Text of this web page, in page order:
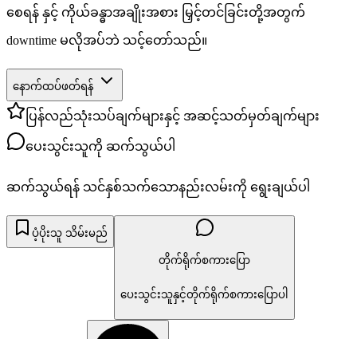
စေရန် နှင့် ကိုယ်ခန္ဓာအချိုးအစား မြှင့်တင်ခြင်းတို့အတွက်
downtime မလိုအပ်ဘဲ သင့်တော်သည်။
နောက်ထပ်ဖတ်ရန်
ပြန်လည်သုံးသပ်ချက်များနှင့် အဆင့်သတ်မှတ်ချက်များ
ပေးသွင်းသူကို ဆက်သွယ်ပါ
ဆက်သွယ်ရန် သင်နှစ်သက်သောနည်းလမ်းကို ရွေးချယ်ပါ
ပံ့ပိုးသူ သိမ်းမည်
တိုက်ရိုက်စကားပြော
ပေးသွင်းသူနှင့်တိုက်ရိုက်စကားပြောပါ